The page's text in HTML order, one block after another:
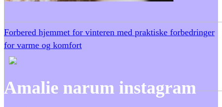
Forbered hjemmet for vinteren med praktiske forbedringer
for varme og komfort
Amalie narum instagram